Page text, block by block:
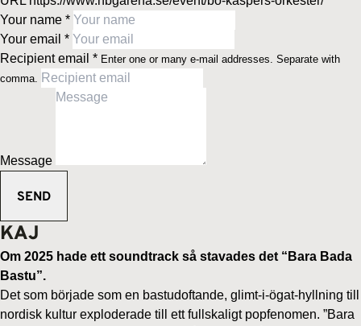
Your name *
Your email *
Recipient email * Enter one or many e-mail addresses. Separate with
comma.
Message
KAJ
Om 2025 hade ett soundtrack så stavades det “Bara Bada
Bastu”.
Det som började som en bastudoftande, glimt-i-ögat-hyllning till
nordisk kultur exploderade till ett fullskaligt popfenomen. ”Bara